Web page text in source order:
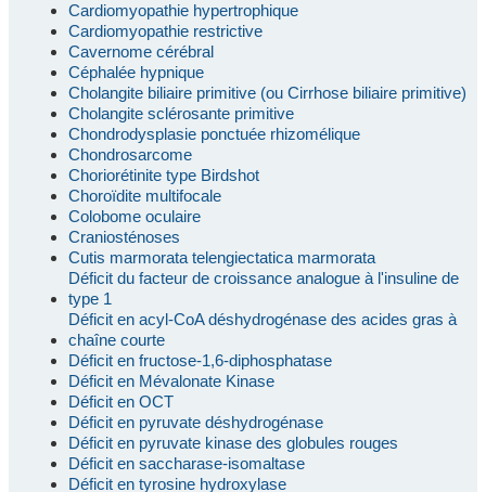
Cardiomyopathie hypertrophique
Cardiomyopathie restrictive
Cavernome cérébral
Céphalée hypnique
Cholangite biliaire primitive (ou Cirrhose biliaire primitive)
Cholangite sclérosante primitive
Chondrodysplasie ponctuée rhizomélique
Chondrosarcome
Choriorétinite type Birdshot
Choroïdite multifocale
Colobome oculaire
Craniosténoses
Cutis marmorata telengiectatica marmorata
Déficit du facteur de croissance analogue à l'insuline de
type 1
Déficit en acyl-CoA déshydrogénase des acides gras à
chaîne courte
Déficit en fructose-1,6-diphosphatase
Déficit en Mévalonate Kinase
Déficit en OCT
Déficit en pyruvate déshydrogénase
Déficit en pyruvate kinase des globules rouges
Déficit en saccharase-isomaltase
Déficit en tyrosine hydroxylase